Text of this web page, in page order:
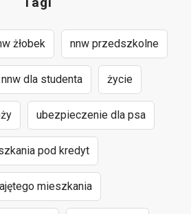
żłobek nnw przedszkolne
nnw dla studenta życie
ubezpieczenie dla psa
pod kredyt
mieszkania